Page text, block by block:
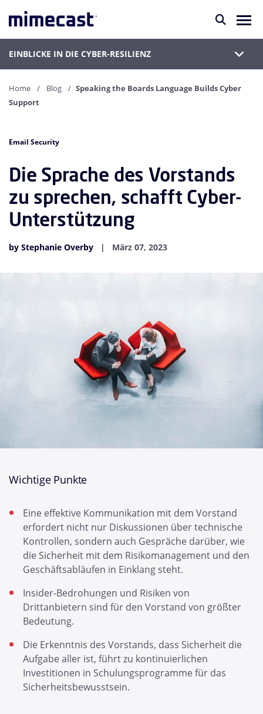
EINBLICKE IN DIE CYBER-RESILIENZ
Home Blog
Speaking the Boards Language Builds Cyber
Support
Email Security
Die Sprache des Vorstands
zu sprechen, schafft Cyber-
Unterstützung
by Stephanie Overby März 07, 2023
Wichtige Punkte
Eine effektive Kommunikation mit dem Vorstand
erfordert nicht nur Diskussionen über technische
Kontrollen, sondern auch Gespräche darüber, wie
die Sicherheit mit dem Risikomanagement und den
Geschäftsabläufen in Einklang steht.
Insider-Bedrohungen und Risiken von
Drittanbietern sind für den Vorstand von größter
Bedeutung.
Die Erkenntnis des Vorstands, dass Sicherheit die
Aufgabe aller ist, führt zu kontinuierlichen
Investitionen in Schulungsprogramme für das
Sicherheitsbewusstsein.